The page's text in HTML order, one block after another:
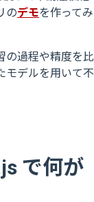
のデモを作ってみ
の過程や精度を比
モデルを用いて不
で何が